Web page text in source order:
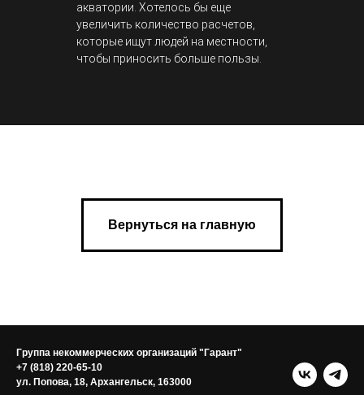
акватории. Хотелось бы еще
увеличить количество расчетов,
которые ищут людей на местности,
чтобы приносить больше пользы.
Вернуться на главную
Группа некоммерческих организаций "Гарант"
+7 (818) 220-65-10
ул. Попова, 18, Архангельск, 163000